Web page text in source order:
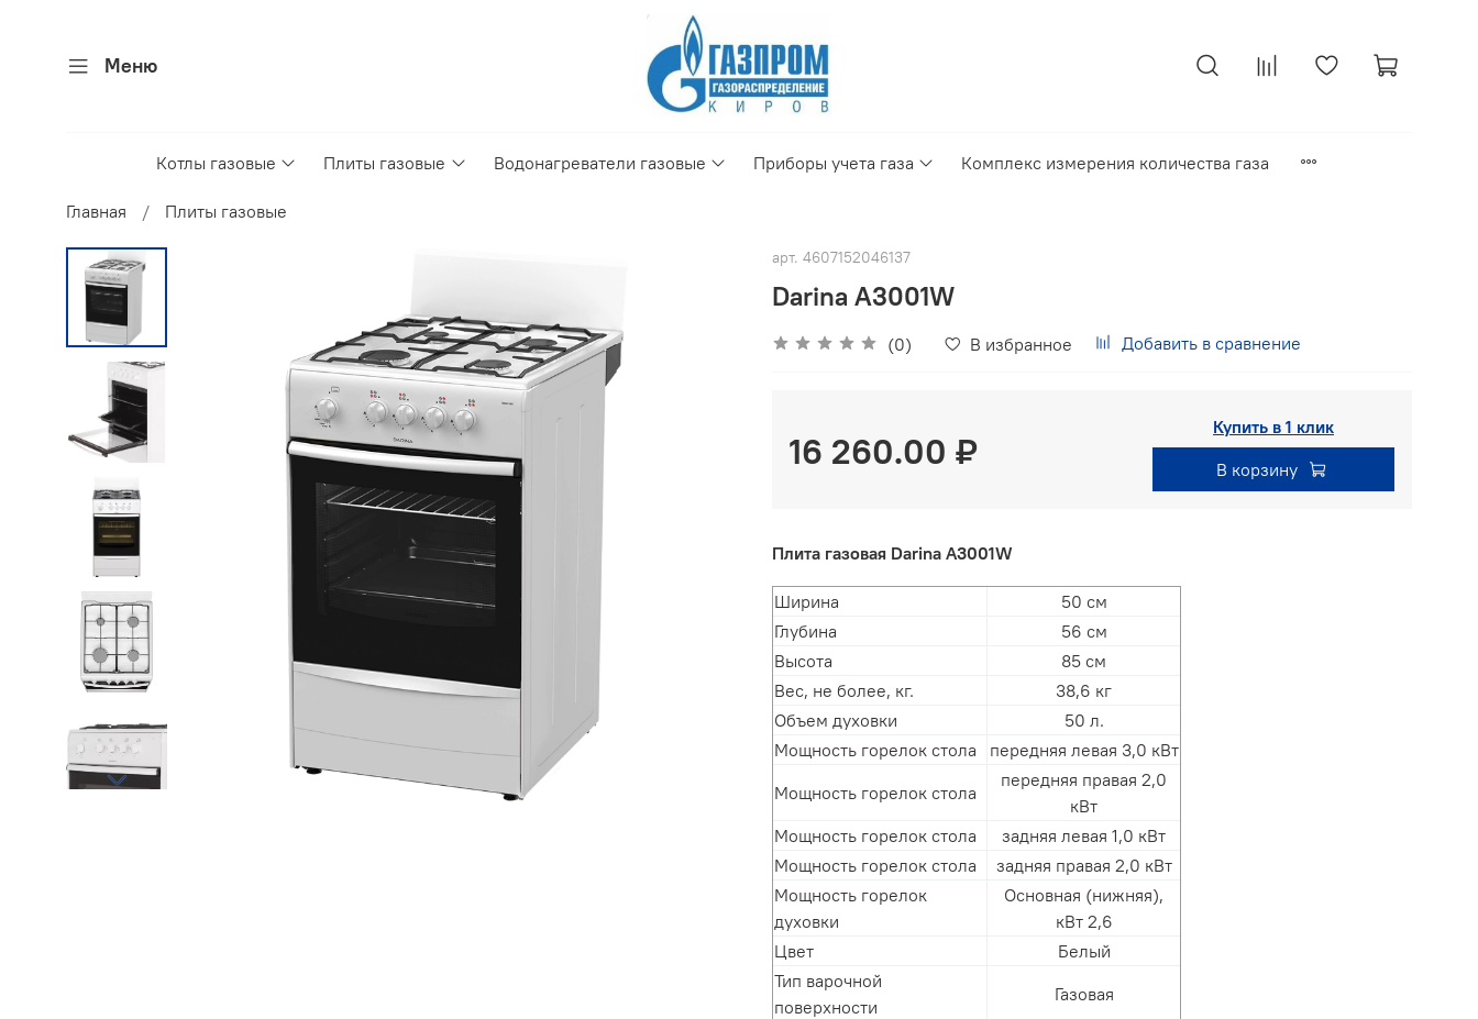
Меню
Котлы газовые Плиты газовые Водонагреватели газовые Приборы учета газа Комплекс измерения количества газа
Главная Плиты газовые
арт. 4607152046137
Darina A3001W
(0) В избранное Добавить в сравнение
16 260.00 ₽
Купить в 1 клик
В корзину
Плита газовая Darina A3001W
Ширина
50 см
Глубина
56 см
Высота
85 см
Вес, не более, кг.
38,6 кг
Объем духовки
50 л.
Мощность горелок стола
передняя левая 3,0 кВт
Мощность горелок стола
передняя правая 2,0
кВт
Мощность горелок стола
задняя левая 1,0 кВт
Мощность горелок стола
задняя правая 2,0 кВт
Мощность горелок
духовки
Основная (нижняя),
кВт 2,6
Цвет
Белый
Тип варочной
поверхности
Газовая